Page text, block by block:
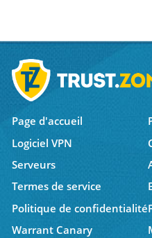
Page d'accueil
Logiciel VPN
Serveurs
Termes de service
Politique de confidentialité
Warrant Canary